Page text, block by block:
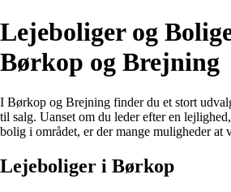
Lejeboliger og
Børkop og Brejning
I Børkop og Brejning finder du et stort
til salg. Uanset om du leder efter en
bolig i området, er der mange muligheder at
Lejeboliger i Børkop